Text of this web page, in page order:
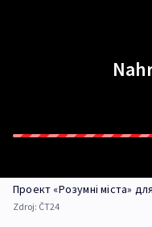
Проект «Розумні міста»
Zdroj: ČT24